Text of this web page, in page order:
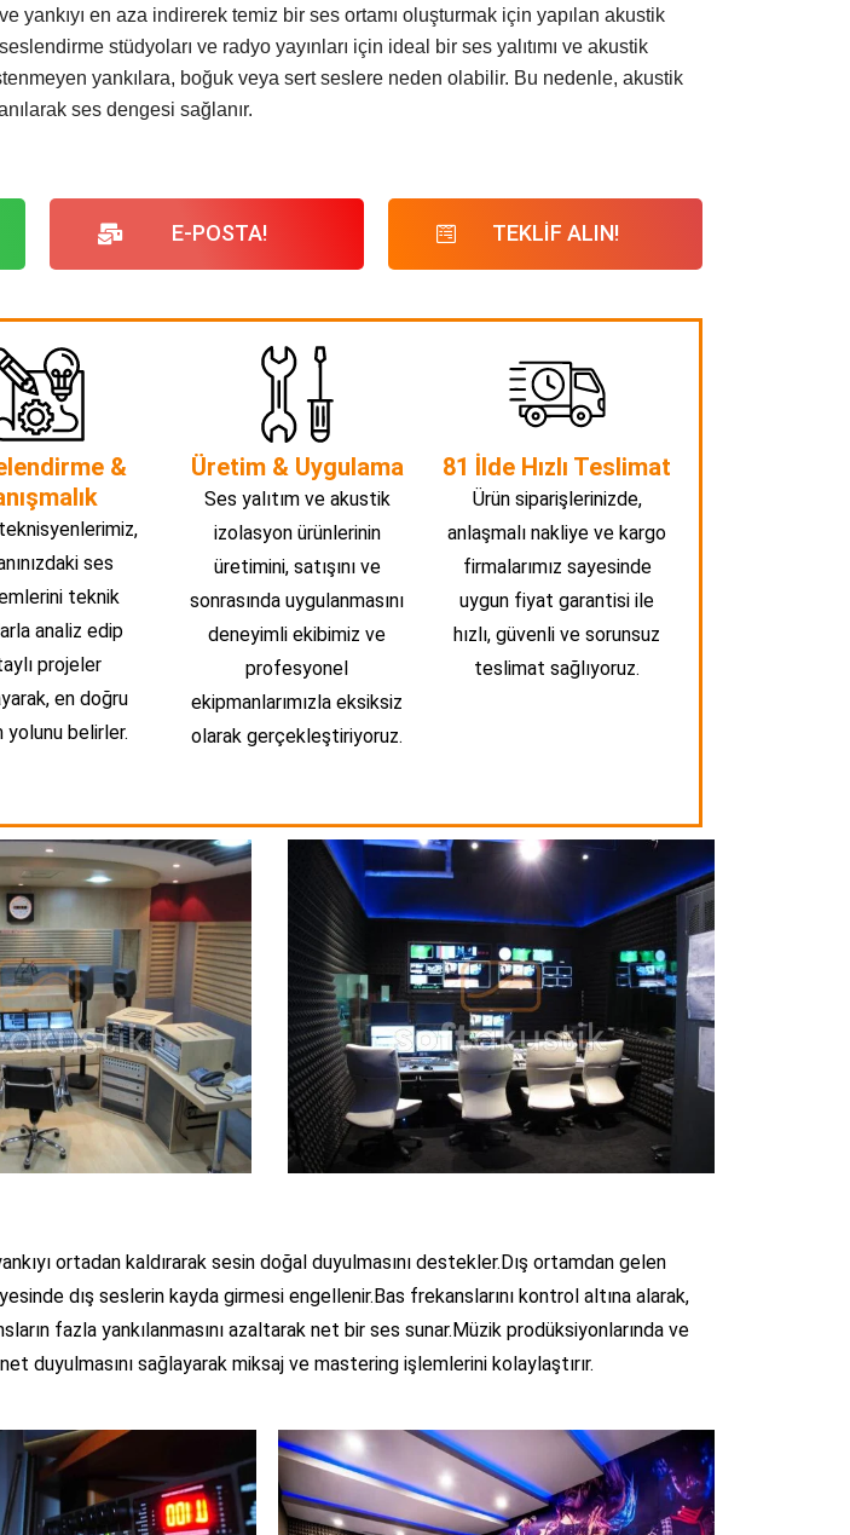
yankıyı en aza indirerek temiz bir ses ortamı oluşturmak için yapılan akustik
stüdyoları ve radyo yayınları için ideal bir ses yalıtımı ve akustik
yankılara, boğuk veya sert seslere neden olabilir. Bu nedenle, akustik
ses dengesi sağlanır.
E-POSTA! TEKLİF ALIN!
&
ses
teknik
analiz edip
projeler
en doğru
yolunu belirler.
Üretim & Uygulama
Ses yalıtım ve akustik
izolasyon ürünlerinin
üretimini, satışını ve
sonrasında uygulanmasını
deneyimli ekibimiz ve
profesyonel
ekipmanlarımızla eksiksiz
olarak gerçekleştiriyoruz.
81 İlde Hızlı Teslimat
Ürün siparişlerinizde,
anlaşmalı nakliye ve kargo
firmalarımız sayesinde
uygun fiyat garantisi ile
hızlı, güvenli ve sorunsuz
teslimat sağlıyoruz.
ortadan kaldırarak sesin doğal duyulmasını destekler.Dış ortamdan gelen
dış seslerin kayda girmesi engellenir.Bas frekanslarını kontrol altına alarak,
fazla yankılanmasını azaltarak net bir ses sunar.Müzik prodüksiyonlarında ve
duyulmasını sağlayarak miksaj ve mastering işlemlerini kolaylaştırır.